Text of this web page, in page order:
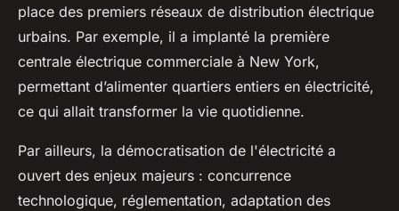
place des premiers réseaux de distribution électrique
urbains. Par exemple, il a implanté la première
centrale électrique commerciale à New York,
permettant d’alimenter quartiers entiers en électricité,
ce qui allait transformer la vie quotidienne.
Par ailleurs, la démocratisation de l'électricité a
ouvert des enjeux majeurs : concurrence
technologique, réglementation, adaptation des